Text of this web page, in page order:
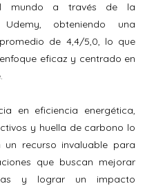
mundo a través de la
Udemy, obteniendo una
de 4,4/5,0, lo que
eficaz y centrado en
en eficiencia energética,
y huella de carbono lo
un recurso invaluable para
que buscan mejorar
y lograr un impacto